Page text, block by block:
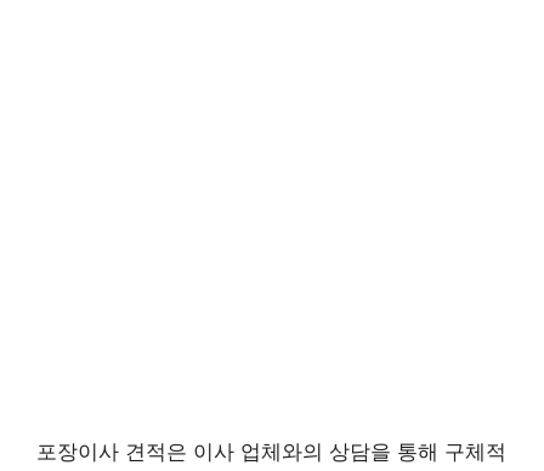
포장이사 견적은 이사 업체와의 상담을 통해 구체적